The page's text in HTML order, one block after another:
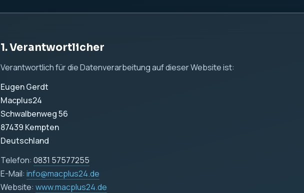
1. Verantwortlicher
Verantwortlich für die Datenverarbeitung auf dieser Website ist:
Eugen Gerdt
Macplus24
Schwalbenweg 56
87439 Kempten
Deutschland
Telefon: 0831 57577255
E-Mail: info@macplus24.de
Website: www.macplus24.de